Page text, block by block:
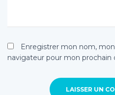
Enregistrer mon nom,
navigateur pour mon prochain